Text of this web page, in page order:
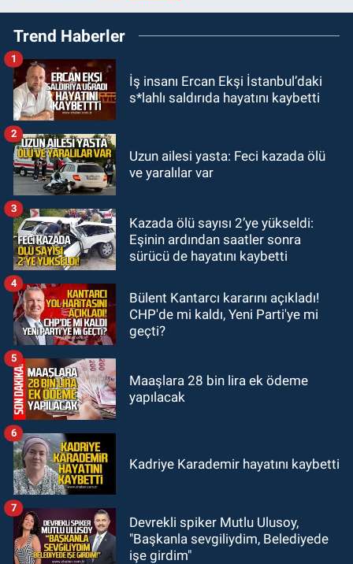
19:33Dalgalar Batın’ı bizden
kopardı
19:16
19:01Çaycumalılar Derneği
SPOR
17:45
Gökmen'i kadrosuna kattı
Trend Haberler
İş insanı Ercan Ekşi İstanbul’daki
s*lahlı saldırıda hayatını kaybetti
1
Uzun ailesi yasta: Feci kazada ölü
ve yaralılar var
2
Kazada ölü sayısı 2’ye yükseldi:
Eşinin ardından saatler sonra
sürücü de hayatını kaybetti
3
Bülent Kantarcı kararını açıkladı!
CHP'de mi kaldı, Yeni Parti'ye mi
geçti?
4
Maaşlara 28 bin lira ek ödeme
yapılacak
5
Kadriye Karademir hayatını kaybetti
6
Devrekli spiker Mutlu Ulusoy,
"Başkanla sevgiliydim, Belediyede
işe girdim"
7